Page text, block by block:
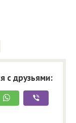
с друзьями: